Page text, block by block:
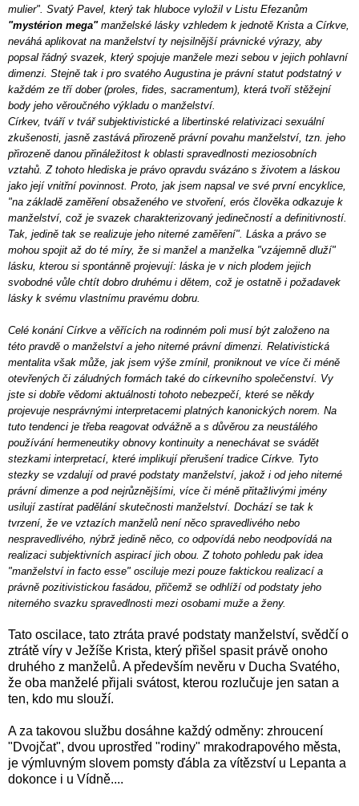
mulier". Svatý Pavel, který tak hluboce vyložil v Listu Efezanům
"mystérion mega" manželské lásky vzhledem k jednotě Krista a Církve,
neváhá aplikovat na manželství ty nejsilnější právnické výrazy, aby
popsal řádný svazek, který spojuje manžele mezi sebou v jejich pohlavní
dimenzi. Stejně tak i pro svatého Augustina je právní statut podstatný v
každém ze tří dober (proles, fides, sacramentum), která tvoří stěžejní
body jeho věroučného výkladu o manželství.
Církev, tváří v tvář subjektivistické a libertinské relativizaci sexuální
zkušenosti, jasně zastává přirozeně právní povahu manželství, tzn. jeho
přirozeně danou přináležitost k oblasti spravedlnosti meziosobních
vztahů. Z tohoto hlediska je právo opravdu svázáno s životem a láskou
jako její vnitřní povinnost. Proto, jak jsem napsal ve své první encyklice,
"na základě zaměření obsaženého ve stvoření, erós člověka odkazuje k
manželství, což je svazek charakterizovaný jedinečností a definitivností.
Tak, jedině tak se realizuje jeho niterné zaměření". Láska a právo se
mohou spojit až do té míry, že si manžel a manželka "vzájemně dluží"
lásku, kterou si spontánně projevují: láska je v nich plodem jejich
svobodné vůle chtít dobro druhému i dětem, což je ostatně i požadavek
lásky k svému vlastnímu pravému dobru.
Celé konání Církve a věřících na rodinném poli musí být založeno na
této pravdě o manželství a jeho niterné právní dimenzi. Relativistická
mentalita však může, jak jsem výše zmínil, proniknout ve více či méně
otevřených či záludných formách také do církevního společenství. Vy
jste si dobře vědomi aktuálnosti tohoto nebezpečí, které se někdy
projevuje nesprávnými interpretacemi platných kanonických norem. Na
tuto tendenci je třeba reagovat odvážně a s důvěrou za neustálého
používání hermeneutiky obnovy kontinuity a nenechávat se svádět
stezkami interpretací, které implikují přerušení tradice Církve. Tyto
stezky se vzdalují od pravé podstaty manželství, jakož i od jeho niterné
právní dimenze a pod nejrůznějšími, více či méně přitažlivými jmény
usilují zastírat padělání skutečnosti manželství. Dochází se tak k
tvrzení, že ve vztazích manželů není něco spravedlivého nebo
nespravedlivého, nýbrž jedině něco, co odpovídá nebo neodpovídá na
realizaci subjektivních aspirací jich obou. Z tohoto pohledu pak idea
"manželství in facto esse" osciluje mezi pouze faktickou realizací a
právně pozitivistickou fasádou, přičemž se odhlíží od podstaty jeho
niterného svazku spravedlnosti mezi osobami muže a ženy.
Tato oscilace, tato ztráta pravé podstaty manželství, svědčí o
ztrátě víry v Ježíše Krista, který přišel spasit právě onoho
druhého z manželů. A především nevěru v Ducha Svatého,
že oba manželé přijali svátost, kterou rozlučuje jen satan a
ten, kdo mu slouží.
A za takovou službu dosáhne každý odměny: zhroucení
"Dvojčat", dvou uprostřed "rodiny" mrakodrapového města,
je výmluvným slovem pomsty ďábla za vítězství u Lepanta a
dokonce i u Vídně....